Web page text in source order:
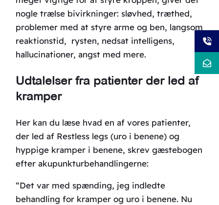
nogle trælse bivirkninger: sløvhed, træthed,
problemer med at styre arme og ben, langsom
reaktionstid, rysten, nedsat intelligens,
hallucinationer, angst med mere.
Udtalelser fra patienter der led af
kramper
Her kan du læse hvad en af vores patienter,
der led af Restless legs (uro i benene) og
hyppige kramper i benene, skrev gæstebogen
efter akupunkturbehandlingerne:
“Det var med spænding, jeg indledte
behandling for kramper og uro i benene. Nu